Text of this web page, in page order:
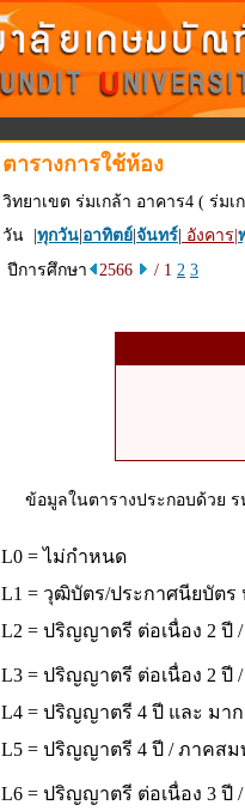
ตารางการใช้ห้อง
วิทยาเขต ร่มเกล้า อาคาร4 ( ร่มเ
วัน | ทุกวัน อาทิตย์ จันทร์ อังคาร
ปีการศึกษา
2566 / 1 2 3
ข้อมูลในตารางประกอบด้วย
L0 = ไม่กำหนด
L1 = วุฒิบัตร/ประกาศนียบัตร
L2 = ปริญญาตรี ต่อเนื่อง 2 ปี
L3 = ปริญญาตรี ต่อเนื่อง 2 ปี
L4 = ปริญญาตรี 4 ปี และ มา
L5 = ปริญญาตรี 4 ปี / ภาคส
L6 = ปริญญาตรี ต่อเนื่อง 3 ปี